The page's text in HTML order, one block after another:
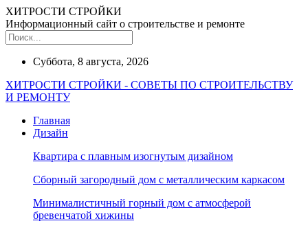
ХИТРОСТИ СТРОЙКИ
Информационный сайт о строительстве и ремонте
Суббота, 8 августа, 2026
ХИТРОСТИ СТРОЙКИ - СОВЕТЫ ПО СТРОИТЕЛЬСТВУ
И РЕМОНТУ
Главная
Дизайн
Квартира с плавным изогнутым дизайном
Сборный загородный дом с металлическим каркасом
Минималистичный горный дом с атмосферой
бревенчатой хижины